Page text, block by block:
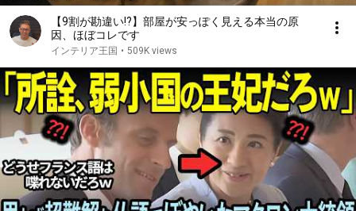
【9割が勘違い!?】部屋が安っぽく見える本当の原
因、ほぼコレです
インテリア王国 • 509K views